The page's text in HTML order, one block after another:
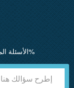
الأسئلة المجابة 47975 | نسبة الرضا 98.1%